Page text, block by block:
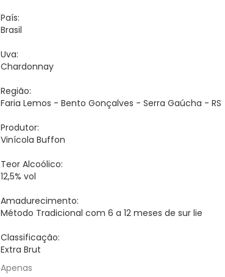
País:
Brasil
Uva:
Chardonnay
Região:
Faria Lemos - Bento Gonçalves - Serra Gaúcha - RS
Produtor:
Vinícola Buffon
Teor Alcoólico:
12,5% vol
Amadurecimento:
Método Tradicional com 6 a 12 meses de sur lie
Classificação:
Extra Brut
Apenas